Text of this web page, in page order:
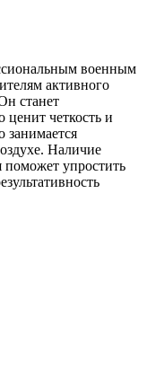
военным
активного
станет
четкость и
занимается
Наличие
поможет упростить